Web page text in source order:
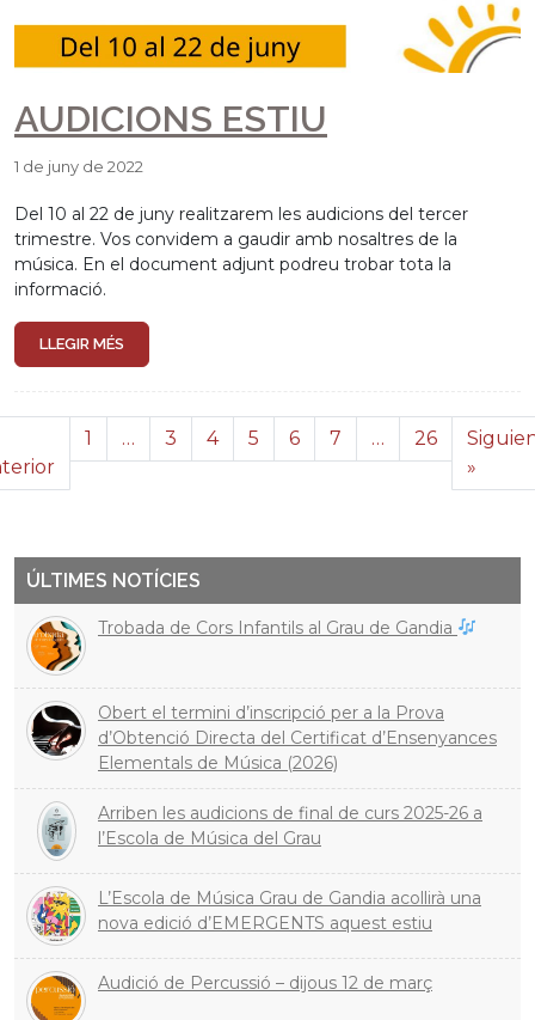
AUDICIONS ESTIU
1 de juny de 2022
Del 10 al 22 de juny realitzarem les audicions del tercer
trimestre. Vos convidem a gaudir amb nosaltres de la
música. En el document adjunt podreu trobar tota la
informació.
LLEGIR MÉS
1 … 3 4 5 6 7 … 26
»
ÚLTIMES NOTÍCIES
Trobada de Cors Infantils al Grau de Gandia
Obert el termini d’inscripció per a la Prova
d’Obtenció Directa del Certificat d’Ensenyances
Elementals de Música (2026)
Arriben les audicions de final de curs 2025-26 a
l’Escola de Música del Grau
L’Escola de Música Grau de Gandia acollirà una
nova edició d’EMERGENTS aquest estiu
Audició de Percussió – dijous 12 de març